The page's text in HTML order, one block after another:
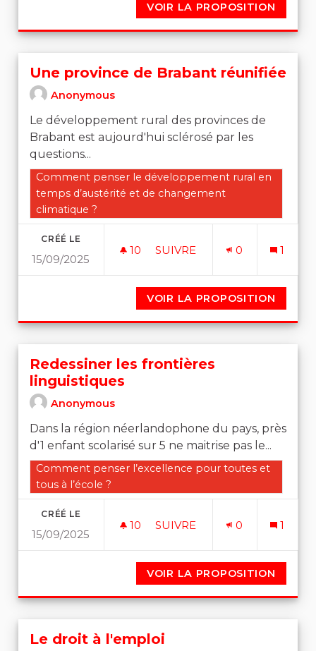
VOIR LA PROPOSITION
Une province de Brabant réunifiée
Anonymous
Le développement rural des provinces de
Brabant est aujourd'hui sclérosé par les
questions...
Filtrer les résultats de la catégorie : Comment
Comment penser le développement rural en
temps d’austérité et de changement
climatique ?
CRÉÉ LE
15/09/2025
10 10 ABONNÉS
SUIVRE 0 1
VOIR LA PROPOSITION
Redessiner les frontières
linguistiques
Anonymous
Dans la région néerlandophone du pays, près
d'1 enfant scolarisé sur 5 ne maitrise pas le...
Filtrer les résultats de la catégorie : Comment penser
Comment penser l’excellence pour toutes et
tous à l’école ?
CRÉÉ LE
15/09/2025
10 10 ABONNÉS
SUIVRE 0 1
VOIR LA PROPOSITION
Le droit à l'emploi